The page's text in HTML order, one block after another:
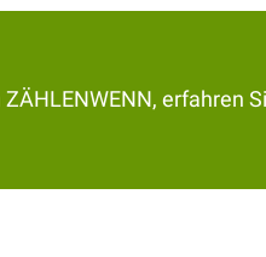
erfahren